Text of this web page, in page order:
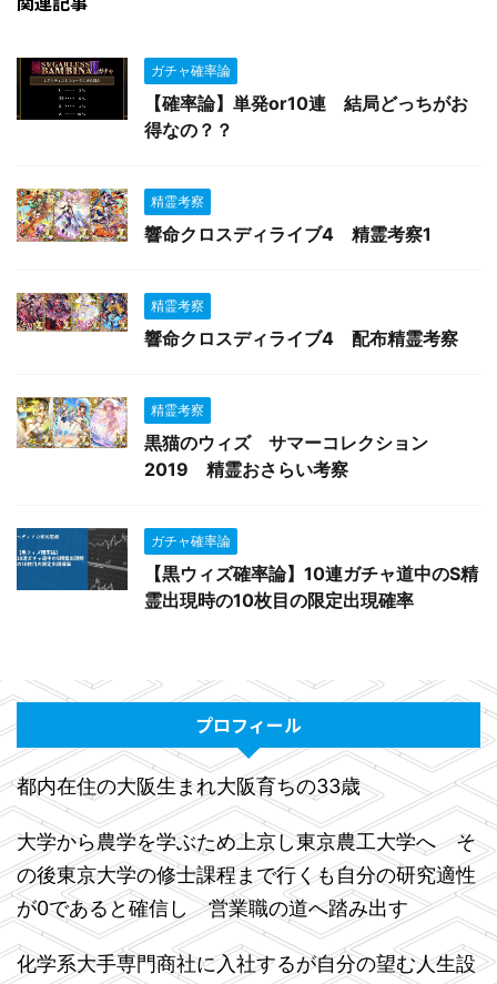
ガチャ確率論
【確率論】単発or10連 結局どっちがお
得なの？？
精霊考察
響命クロスディライブ4 精霊考察1
精霊考察
響命クロスディライブ4 配布精霊考察
精霊考察
黒猫のウィズ サマーコレクション
2019 精霊おさらい考察
ガチャ確率論
【黒ウィズ確率論】10連ガチャ道中のS精
霊出現時の10枚目の限定出現確率
プロフィール
都内在住の大阪生まれ大阪育ちの33歳
大学から農学を学ぶため上京し東京農工大学へ そ
の後東京大学の修士課程まで行くも自分の研究適性
が0であると確信し 営業職の道へ踏み出す
化学系大手専門商社に入社するが自分の望む人生設